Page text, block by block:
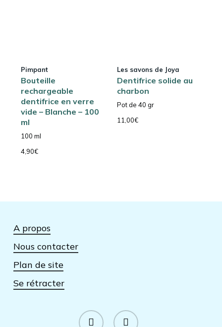
Pimpant
Bouteille
rechargeable
dentifrice en verre
vide – Blanche – 100
ml
100 ml
4,90€
Les savons de Joya
Dentifrice solide au
charbon
Pot de 40 gr
11,00€
A propos
Nous contacter
Plan de site
Se rétracter
facebook instagram